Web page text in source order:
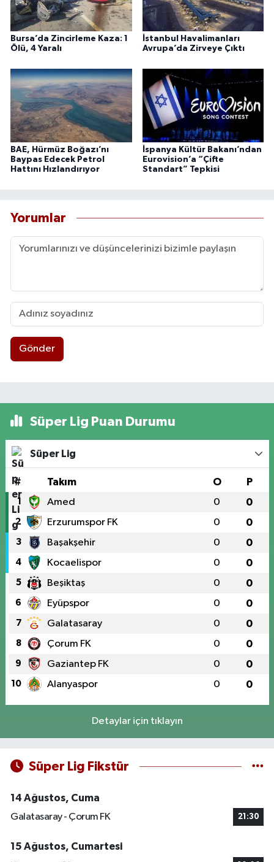
Bursa’da Zincirleme Kaza: 1
Ölü, 4 Yaralı
İstanbul Havalimanları
Avrupa’da Zirveye Çıktı
BAE, Hürmüz Boğazı’nı
Baypas Edecek Petrol
Hattını Hızlandırıyor
İspanya Kültür Bakanı’ndan
Eurovision’a “Çifte
Standart” Tepkisi
Yorumlar
Gönder
Süper Lig Puan Durumu
Süper Lig
# Takım O P
1 Amed 0 0
2 Erzurumspor FK 0 0
3 Başakşehir 0 0
4 Kocaelispor 0 0
5 Beşiktaş 0 0
6 Eyüpspor 0 0
7 Galatasaray 0 0
8 Çorum FK 0 0
9 Gaziantep FK 0 0
10 Alanyaspor 0 0
Detaylar için tıklayın
Süper Lig Fikstür
14 Ağustos, Cuma
Galatasaray - Çorum FK
21:30
15 Ağustos, Cumartesi